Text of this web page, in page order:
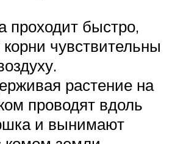
проходит быстро,
корни чувствительны
растение на
проводят вдоль
и вынимают